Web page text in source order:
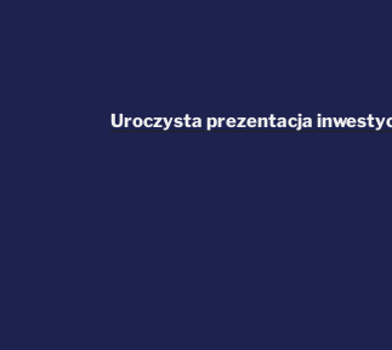
Uroczysta prezentacja